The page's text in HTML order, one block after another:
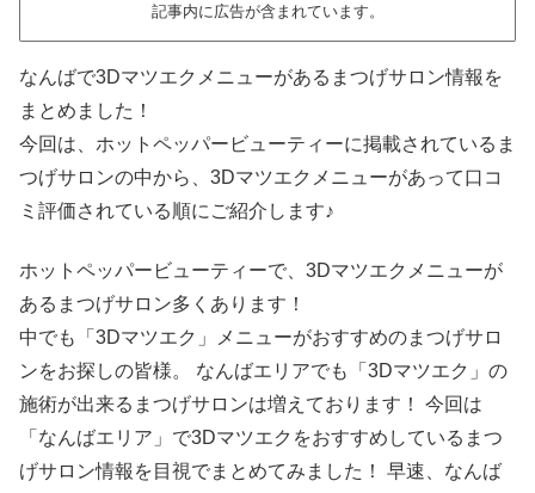
記事内に広告が含まれています。
なんばで3Dマツエクメニューがあるまつげサロン情報を
まとめました！
今回は、ホットペッパービューティーに掲載されているま
つげサロンの中から、3Dマツエクメニューがあって口コ
ミ評価されている順にご紹介します♪
ホットペッパービューティーで、3Dマツエクメニューが
あるまつげサロン多くあります！
中でも「3Dマツエク」メニューがおすすめのまつげサロ
ンをお探しの皆様。 なんばエリアでも「3Dマツエク」の
施術が出来るまつげサロンは増えております！ 今回は
「なんばエリア」で3Dマツエクをおすすめしているまつ
げサロン情報を目視でまとめてみました！ 早速、なんば